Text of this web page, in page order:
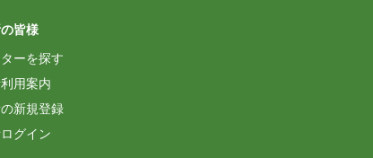
皆様
ーを探す
用案内
新規登録
グイン